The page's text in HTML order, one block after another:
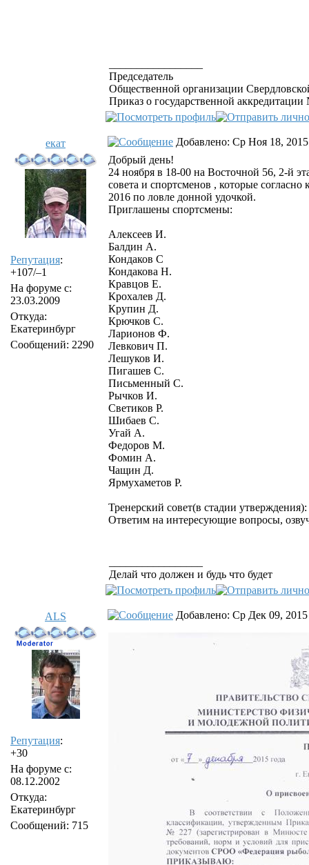
Председатель
Общественной организации
Приказ о государственной
екат
Репутация:
+107/–1
На форуме с:
23.03.2009
Откуда:
Екатеринбург
Сообщений: 2290
Добавлено: Ср Ноя 18,
Добрый день!
24 ноября в 18-00 на Восточной 56, 2-й
совета и спортсменов , которые
2016 по ловле донной удочкой.
Приглашены спортсмены:
Алексеев И.
Балдин А.
Кондаков С
Кондакова Н.
Кравцов Е.
Крохалев Д.
Крупин Д.
Крючков С.
Ларионов Ф.
Левкович П.
Лешуков И.
Пигашев С.
Письменный С.
Рычков И.
Светиков Р.
Шибаев С.
Угай А.
Федоров М.
Фомин А.
Чащин Д.
Ярмухаметов Р.
Тренерский совет(в стадии
Ответим на интересующие вопросы,
Делай что должен и будь что будет
ALS
Репутация:
+30
На форуме с:
08.12.2002
Откуда:
Екатеринбург
Сообщений: 715
Добавлено: Ср Дек 09,